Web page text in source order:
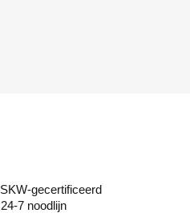
SKW-gecertificeerd
24-7 noodlijn